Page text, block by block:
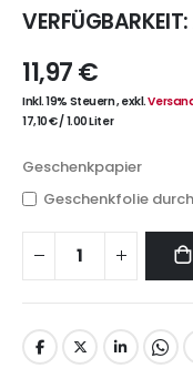
VERFÜGBARKEIT:
11,97 €
Inkl. 19% Steuern,exkl.
17,10 €/1.00 Liter
Geschenkpapier
Geschenkfolie